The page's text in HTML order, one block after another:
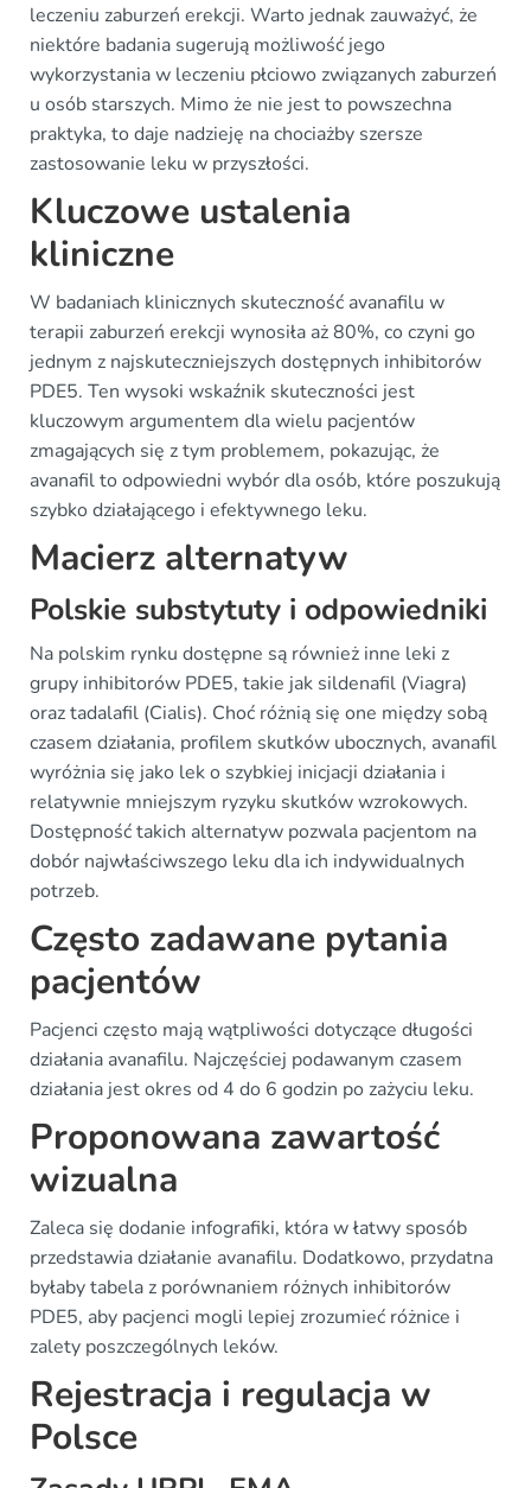
leczeniu zaburzeń erekcji. Warto jednak zauważyć, że
niektóre badania sugerują możliwość jego
wykorzystania w leczeniu płciowo związanych zaburzeń
u osób starszych. Mimo że nie jest to powszechna
praktyka, to daje nadzieję na chociażby szersze
zastosowanie leku w przyszłości.
Kluczowe ustalenia
kliniczne
W badaniach klinicznych skuteczność avanafilu w
terapii zaburzeń erekcji wynosiła aż 80%, co czyni go
jednym z najskuteczniejszych dostępnych inhibitorów
PDE5. Ten wysoki wskaźnik skuteczności jest
kluczowym argumentem dla wielu pacjentów
zmagających się z tym problemem, pokazując, że
avanafil to odpowiedni wybór dla osób, które poszukują
szybko działającego i efektywnego leku.
Macierz alternatyw
Polskie substytuty i odpowiedniki
Na polskim rynku dostępne są również inne leki z
grupy inhibitorów PDE5, takie jak sildenafil (Viagra)
oraz tadalafil (Cialis). Choć różnią się one między sobą
czasem działania, profilem skutków ubocznych, avanafil
wyróżnia się jako lek o szybkiej inicjacji działania i
relatywnie mniejszym ryzyku skutków wzrokowych.
Dostępność takich alternatyw pozwala pacjentom na
dobór najwłaściwszego leku dla ich indywidualnych
potrzeb.
Często zadawane pytania
pacjentów
Pacjenci często mają wątpliwości dotyczące długości
działania avanafilu. Najczęściej podawanym czasem
działania jest okres od 4 do 6 godzin po zażyciu leku.
Proponowana zawartość
wizualna
Zaleca się dodanie infografiki, która w łatwy sposób
przedstawia działanie avanafilu. Dodatkowo, przydatna
byłaby tabela z porównaniem różnych inhibitorów
PDE5, aby pacjenci mogli lepiej zrozumieć różnice i
zalety poszczególnych leków.
Rejestracja i regulacja w
Polsce